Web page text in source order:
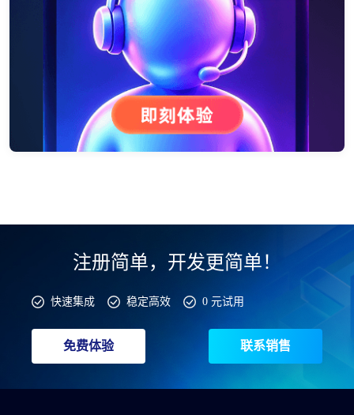
注册简单，开发更简单！
快速集成 稳定高效 0 元试用
免费体验 联系销售